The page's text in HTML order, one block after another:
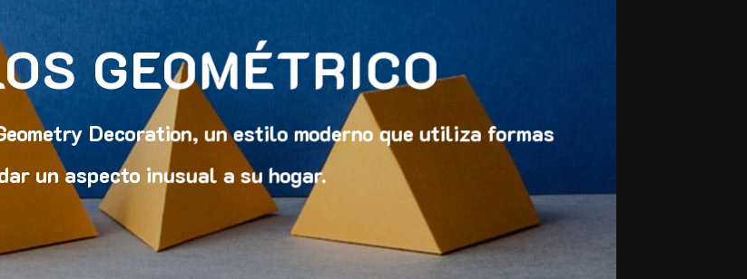
GEOMÉTRICO
Decoration, un estilo moderno que utiliza formas
un aspecto inusual a su hogar.